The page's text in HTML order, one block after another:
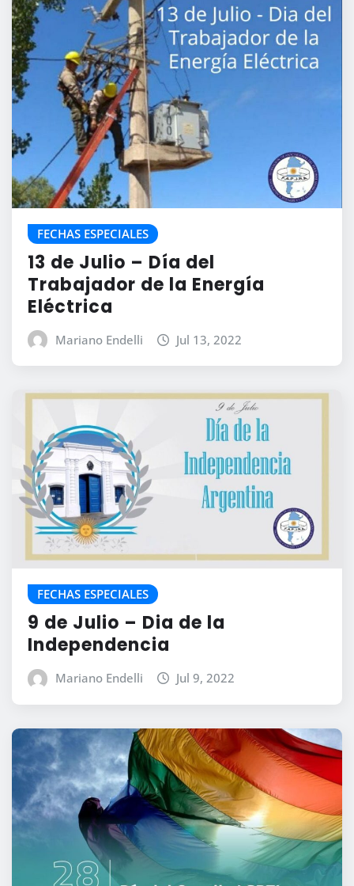
FECHAS ESPECIALES
13 de Julio – Día del
Trabajador de la Energía
Eléctrica
Mariano Endelli Jul 13, 2022
FECHAS ESPECIALES
9 de Julio – Dia de la
Independencia
Mariano Endelli Jul 9, 2022